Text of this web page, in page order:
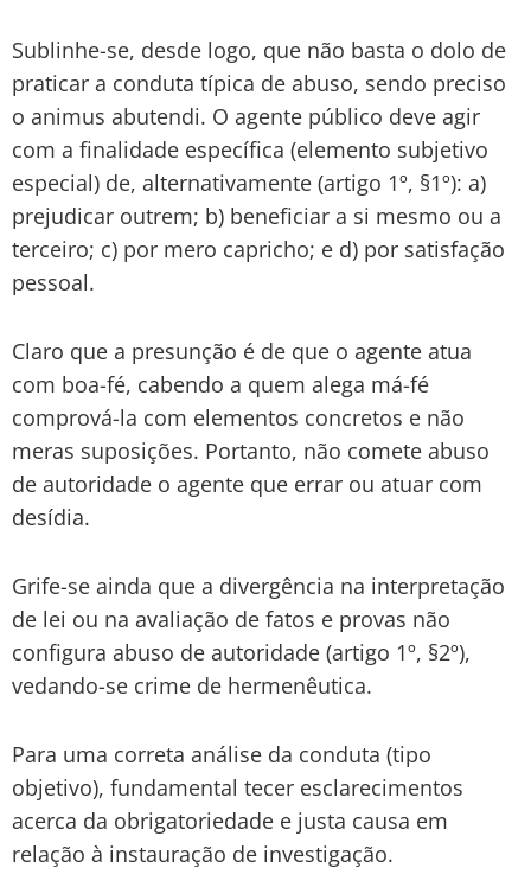
Sublinhe-se, desde logo, que não basta o dolo de
praticar a conduta típica de abuso, sendo preciso
o animus abutendi. O agente público deve agir
com a finalidade específica (elemento subjetivo
especial) de, alternativamente (artigo 1º, §1º): a)
prejudicar outrem; b) beneficiar a si mesmo ou a
terceiro; c) por mero capricho; e d) por satisfação
pessoal.
Claro que a presunção é de que o agente atua
com boa-fé, cabendo a quem alega má-fé
comprová-la com elementos concretos e não
meras suposições. Portanto, não comete abuso
de autoridade o agente que errar ou atuar com
desídia.
Grife-se ainda que a divergência na interpretação
de lei ou na avaliação de fatos e provas não
configura abuso de autoridade (artigo 1º, §2º),
vedando-se crime de hermenêutica.
Para uma correta análise da conduta (tipo
objetivo), fundamental tecer esclarecimentos
acerca da obrigatoriedade e justa causa em
relação à instauração de investigação.